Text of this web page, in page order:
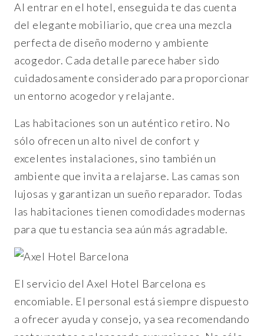
Al entrar en el hotel, enseguida te das cuenta
del elegante mobiliario, que crea una mezcla
perfecta de diseño moderno y ambiente
acogedor. Cada detalle parece haber sido
cuidadosamente considerado para proporcionar
un entorno acogedor y relajante.
Las habitaciones son un auténtico retiro. No
sólo ofrecen un alto nivel de confort y
excelentes instalaciones, sino también un
ambiente que invita a relajarse. Las camas son
lujosas y garantizan un sueño reparador. Todas
las habitaciones tienen comodidades modernas
para que tu estancia sea aún más agradable.
El servicio del Axel Hotel Barcelona es
encomiable. El personal está siempre dispuesto
a ofrecer ayuda y consejo, ya sea recomendando